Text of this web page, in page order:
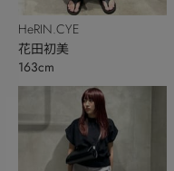
HeRIN.CYE
花田初美
163cm